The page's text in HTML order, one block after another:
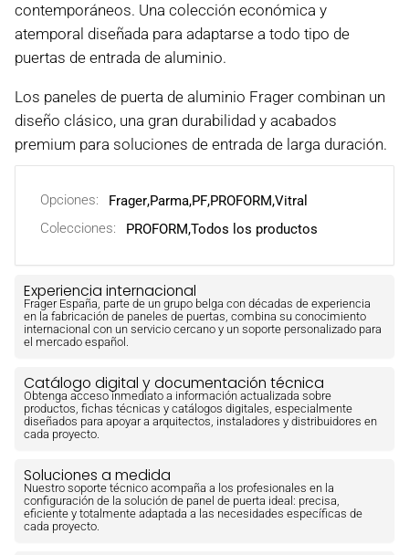
contemporáneos. Una colección económica y
atemporal diseñada para adaptarse a todo tipo de
puertas de entrada de aluminio.
Los paneles de puerta de aluminio Frager combinan un
diseño clásico, una gran durabilidad y acabados
premium para soluciones de entrada de larga duración.
Opciones: Frager,Parma,PF,PROFORM,Vitral
Colecciones:
PROFORM,Todos los productos
Experiencia internacional
Frager España, parte de un grupo belga con décadas de experiencia
en la fabricación de paneles de puertas, combina su conocimiento
internacional con un servicio cercano y un soporte personalizado para
el mercado español.
Catálogo digital y documentación técnica
Obtenga acceso inmediato a información actualizada sobre
productos, fichas técnicas y catálogos digitales, especialmente
diseñados para apoyar a arquitectos, instaladores y distribuidores en
cada proyecto.
Soluciones a medida
Nuestro soporte técnico acompaña a los profesionales en la
configuración de la solución de panel de puerta ideal: precisa,
eficiente y totalmente adaptada a las necesidades específicas de
cada proyecto.